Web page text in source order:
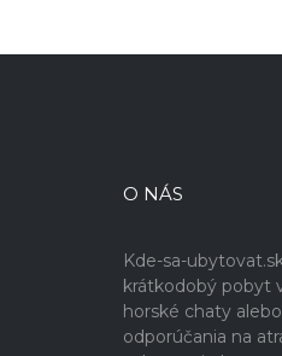
O NÁS
Kde-sa-
krátkodobý pobyt
horské chaty
odporúčania na